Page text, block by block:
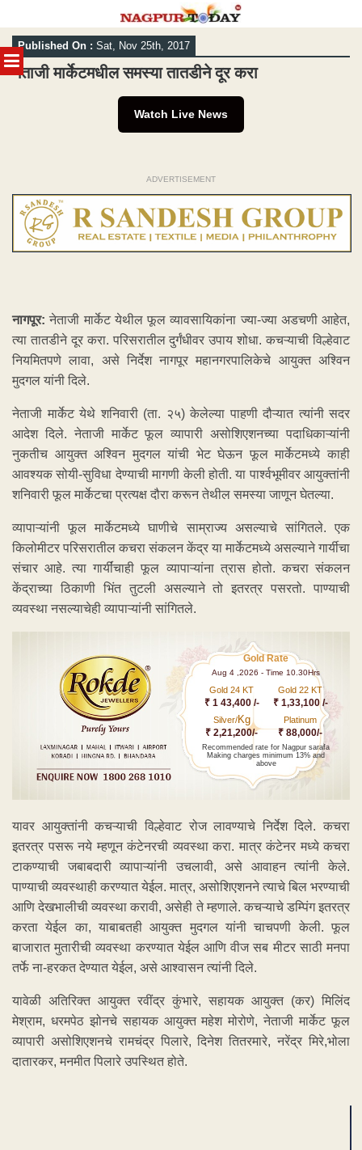
MENU
Skip
to
content
Published On : Sat, Nov 25th, 2017
नेताजी मार्केटमधील समस्या तातडीने दूर करा
Watch Live News
ADVERTISEMENT
नागपूर: नेताजी मार्केट येथील फूल व्यावसायिकांना ज्या-ज्या अडचणी आहेत,
त्या तातडीने दूर करा. परिसरातील दुर्गंधीवर उपाय शोधा. कचऱ्याची विल्हेवाट
नियमितपणे लावा, असे निर्देश नागपूर महानगरपालिकेचे आयुक्त अश्विन
मुदगल यांनी दिले.
नेताजी मार्केट येथे शनिवारी (ता. २५) केलेल्या पाहणी दौऱ्यात त्यांनी सदर
आदेश दिले. नेताजी मार्केट फूल व्यापारी असोशिएशनच्या पदाधिकाऱ्यांनी
नुकतीच आयुक्त अश्विन मुदगल यांची भेट घेऊन फूल मार्केटमध्ये काही
आवश्यक सोयी-सुविधा देण्याची मागणी केली होती. या पार्श्वभूमीवर आयुक्तांनी
शनिवारी फूल मार्केटचा प्रत्यक्ष दौरा करून तेथील समस्या जाणून घेतल्या.
व्यापाऱ्यांनी फूल मार्केटमध्ये घाणीचे साम्राज्य असल्याचे सांगितले. एक
किलोमीटर परिसरातील कचरा संकलन केंद्र या मार्केटमध्ये असल्याने गार्यीचा
संचार आहे. त्या गार्यींचाही फूल व्यापाऱ्यांना त्रास होतो. कचरा संकलन
केंद्राच्या ठिकाणी भिंत तुटली असल्याने तो इतरत्र पसरतो. पाण्याची
व्यवस्था नसल्याचेही व्यापाऱ्यांनी सांगितले.
Gold Rate
Aug 4 ,2026 - Time 10.30Hrs
Gold 24 KT
₹ 1 43,400 /-
Gold 22 KT
₹ 1,33,100 /-
Silver/Kg
₹ 2,21,200/-
Platinum
₹ 88,000/-
Recommended rate for Nagpur sarafa
Making charges minimum 13% and
above
यावर आयुक्तांनी कचऱ्याची विल्हेवाट रोज लावण्याचे निर्देश दिले. कचरा
इतरत्र पसरू नये म्हणून कंटेनरची व्यवस्था करा. मात्र कंटेनर मध्ये कचरा
टाकण्याची जबाबदारी व्यापाऱ्यांनी उचलावी, असे आवाहन त्यांनी केले.
पाण्याची व्यवस्थाही करण्यात येईल. मात्र, असोशिएशनने त्याचे बिल भरण्याची
आणि देखभालीची व्यवस्था करावी, असेही ते म्हणाले. कचऱ्याचे डम्पिंग इतरत्र
करता येईल का, याबाबतही आयुक्त मुदगल यांनी चाचपणी केली. फूल
बाजारात मुतारीची व्यवस्था करण्यात येईल आणि वीज सब मीटर साठी मनपा
तर्फे ना-हरकत देण्यात येईल, असे आश्वासन त्यांनी दिले.
यावेळी अतिरिक्त आयुक्त रवींद्र कुंभारे, सहायक आयुक्त (कर) मिलिंद
मेश्राम, धरमपेठ झोनचे सहायक आयुक्त महेश मोरोणे, नेताजी मार्केट फूल
व्यापारी असोशिएशनचे रामचंद्र पिलारे, दिनेश तितरमारे, नरेंद्र मिरे,भोला
दातारकर, मनमीत पिलारे उपस्थित होते.